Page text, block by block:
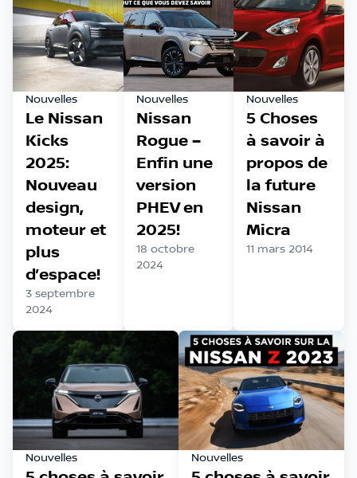
Nouvelles
Le Nissan
Kicks
2025:
Nouveau
design,
moteur et
plus
d’espace!
3 septembre
2024
Nouvelles
Nissan
Rogue –
Enfin une
version
PHEV en
2025!
18 octobre
2024
Nouvelles
5 Choses
à savoir à
propos de
la future
Nissan
Micra
11 mars 2014
Nouvelles Nouvelles